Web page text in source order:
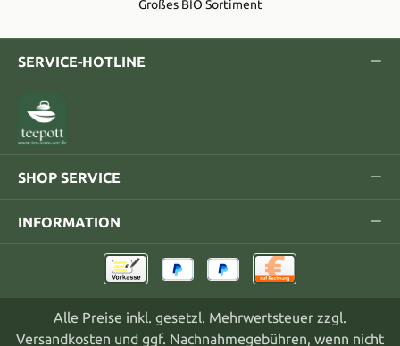
Großes BIO Sortiment
SERVICE-HOTLINE
SHOP SERVICE
INFORMATION
Alle Preise inkl. gesetzl. Mehrwertsteuer zzgl.
Versandkosten und ggf. Nachnahmegebühren, wenn nicht